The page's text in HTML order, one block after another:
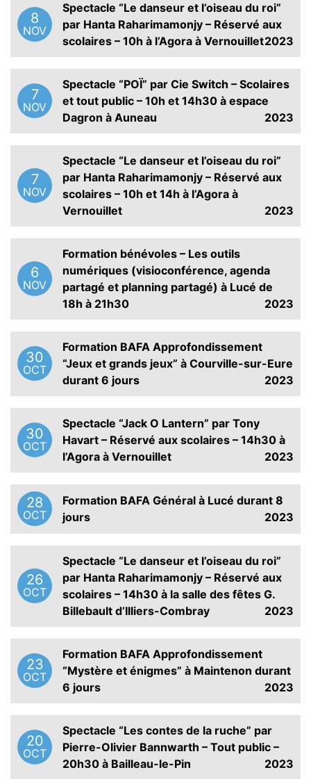
8
NOV
Spectacle “Le danseur et l’oiseau du roi”
par Hanta Raharimamonjy – Réservé aux
scolaires – 10h à l’Agora à Vernouillet2023
7
NOV
Spectacle “POÏ” par Cie Switch – Scolaires
et tout public – 10h et 14h30 à espace
Dagron à Auneau
2023
7
NOV
Spectacle “Le danseur et l’oiseau du roi”
par Hanta Raharimamonjy – Réservé aux
scolaires – 10h et 14h à l’Agora à
Vernouillet
2023
6
NOV
Formation bénévoles – Les outils
numériques (visioconférence, agenda
partagé et planning partagé) à Lucé de
18h à 21h30
2023
30
OCT
Formation BAFA Approfondissement
“Jeux et grands jeux” à Courville-sur-Eure
durant 6 jours
2023
30
OCT
Spectacle “Jack O Lantern” par Tony
Havart – Réservé aux scolaires – 14h30 à
l’Agora à Vernouillet
2023
28
OCT
Formation BAFA Général à Lucé durant 8
jours
2023
26
OCT
Spectacle “Le danseur et l’oiseau du roi”
par Hanta Raharimamonjy – Réservé aux
scolaires – 14h30 à la salle des fêtes G.
Billebault d’Illiers-Combray
2023
23
OCT
Formation BAFA Approfondissement
“Mystère et énigmes” à Maintenon durant
6 jours
2023
20
OCT
Spectacle “Les contes de la ruche” par
Pierre-Olivier Bannwarth – Tout public –
20h30 à Bailleau-le-Pin
2023